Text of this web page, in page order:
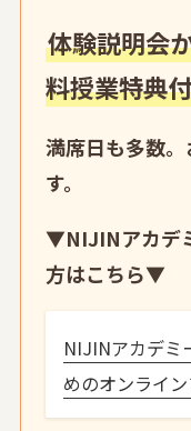
体験説明会
料授業特典
満席日も多数
す。
▼NIJINアカデ
方はこちら▼
NIJINアカデミ
めのオンライ